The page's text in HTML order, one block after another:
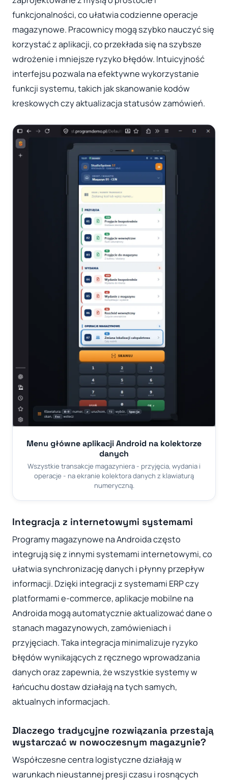
funkcjonalności, co ułatwia codzienne operacje
magazynowe. Pracownicy mogą szybko nauczyć się
korzystać z aplikacji, co przekłada się na szybsze
wdrożenie i mniejsze ryzyko błędów. Intuicyjność
interfejsu pozwala na efektywne wykorzystanie
funkcji systemu, takich jak skanowanie kodów
kreskowych czy aktualizacja statusów zamówień.
Menu główne aplikacji Android na kolektorze
danych
Wszystkie transakcje magazyniera - przyjęcia, wydania i
operacje - na ekranie kolektora danych z klawiaturą
numeryczną.
Integracja z internetowymi systemami
Programy magazynowe na Androida często
integrują się z innymi systemami internetowymi, co
ułatwia synchronizację danych i płynny przepływ
informacji. Dzięki integracji z systemami ERP czy
platformami e-commerce, aplikacje mobilne na
Androida mogą automatycznie aktualizować dane o
stanach magazynowych, zamówieniach i
przyjęciach. Taka integracja minimalizuje ryzyko
błędów wynikających z ręcznego wprowadzania
danych oraz zapewnia, że wszystkie systemy w
łańcuchu dostaw działają na tych samych,
aktualnych informacjach.
Dlaczego tradycyjne rozwiązania przestają
wystarczać w nowoczesnym magazynie?
Współczesne centra logistyczne działają w
warunkach nieustannej presji czasu i rosnących